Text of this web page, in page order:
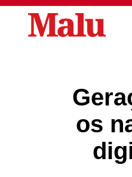
os